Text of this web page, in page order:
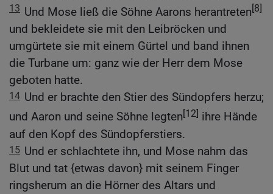
13 Und Mose ließ die Söhne Aarons herantreten[8]
und bekleidete sie mit den Leibröcken und
umgürtete sie mit einem Gürtel und band ihnen
die Turbane um: ganz wie der Herr dem Mose
geboten hatte.
14 Und er brachte den Stier des Sündopfers herzu;
und Aaron und seine Söhne legten[12] ihre Hände
auf den Kopf des Sündopferstiers.
15 Und er schlachtete ihn, und Mose nahm das
Blut und tat {etwas davon} mit seinem Finger
ringsherum an die Hörner des Altars und